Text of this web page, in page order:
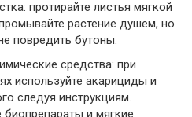
протирайте листья мягкой
растение душем, но
повредить бутоны.
средства: при
используйте акарициды и
следуя инструкциям.
биопрепараты и мягкие